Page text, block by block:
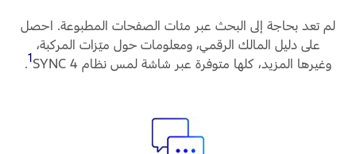
لم تعد بحاجة إلى البحث عبر مئات الصفحات المطبوعة. احصل
على دليل المالك الرقمي، ومعلومات حول ميّزات المركبة،
وغيرها المزيد، كلها متوفرة عبر شاشة لمس نظام SYNC 4
1
‏.